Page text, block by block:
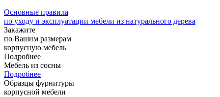
Основные правила
по уходу и эксплуатации мебели из натурального дерева
Закажите
по Вашим размерам
корпусную мебель
Подробнее
Мебель из сосны
Подробнее
Образцы фурнитуры
корпусной мебели